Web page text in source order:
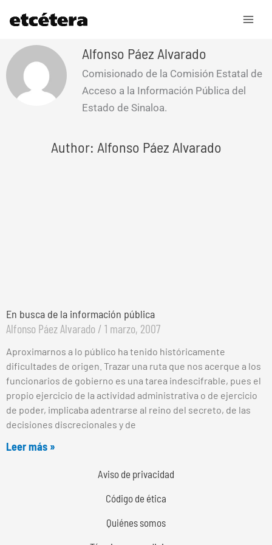
contenido
Alfonso Páez Alvarado
Comisionado de la Comisión Estatal de
Acceso a la Información Pública del
Estado de Sinaloa.
Author: Alfonso Páez Alvarado
En busca de la información pública
Alfonso Páez Alvarado 1 marzo, 2007
Aproximarnos a lo público ha tenido históricamente
dificultades de origen. Trazar una ruta que nos acerque a los
funcionarios de gobierno es una tarea indescifrable, pues el
propio ejercicio de la actividad administrativa o de ejercicio
de poder, implicaba adentrarse al reino del secreto, de las
decisiones discrecionales y de
Leer más »
Aviso de privacidad
Código de ética
Quiénes somos